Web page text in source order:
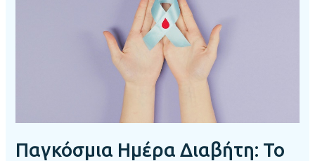
Παγκόσμια Ημέρα Διαβήτη: Το
νόσο